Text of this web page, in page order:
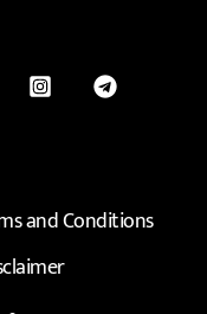
and Conditions